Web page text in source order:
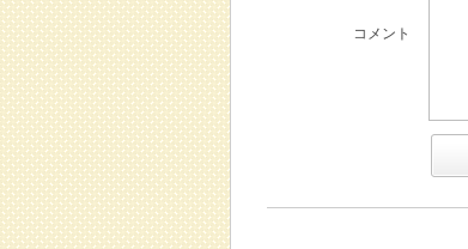
コメント